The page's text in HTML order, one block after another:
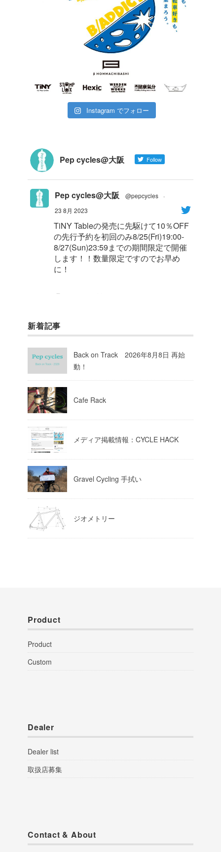
Instagram でフォロー
Pep cycles@大阪 Follow
Pep cycles@大阪 @pepcycles
·
23 8月 2023
TiNY Tableの発売に先駆けて10％OFF
の先行予約を初回のみ8/25(Fri)19:00-
8/27(Sun)23:59までの期間限定で開催
します！！数量限定ですのでお早め
に！
Pep cycles@大阪
今週はお知らせがいっぱいあるのでチ
ェックしてて下さいね！
新着記事
Back on Track 2026年8月8日 再始
動！
Cafe Rack
メディア掲載情報：CYCLE HACK
Gravel Cycling 手拭い
ジオメトリー
Product
Product
Custom
Dealer
Dealer list
取扱店募集
Contact & About